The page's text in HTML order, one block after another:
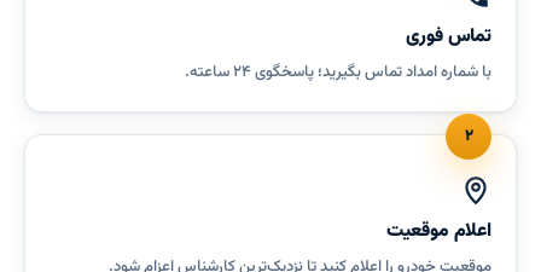
تماس فوری
با شماره امداد تماس بگیرید؛ پاسخگوی ۲۴ ساعته.
۲
اعلام موقعیت